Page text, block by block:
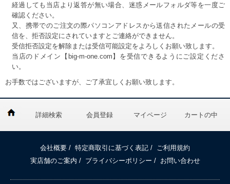
経過しても当店より返答が無い場合、迷惑メールフォルダ等を一度ご
確認ください。
又、携帯でのご注文の際パソコンアドレスから送信されたメールの受
信を、拒否設定にされていますとご連絡ができません。
受信拒否設定を解除または受信可能設定をよろしくお願い致します。
当店のドメイン【big-m-one.com】を受信できるようにご設定くださ
い。
お手数ではございますが、ご了承宜しくお願い致します。
詳細検索 会員登録 マイページ カートの中
会社概要 / 特定商取引に基づく表記 /
ご利用規約
実店舗のご案内 / プライバシーポリシー / お問い合わせ